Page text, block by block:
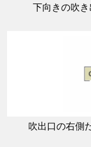
下向きの吹
吹出口の右側